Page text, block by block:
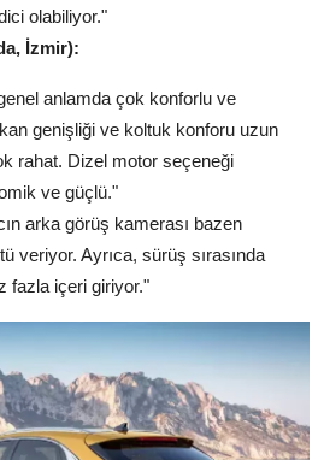
olabiliyor."
İzmir):
anlamda çok konforlu ve
genişliği ve koltuk konforu uzun
rahat. Dizel motor seçeneği
ve güçlü."
arka görüş kamerası bazen
veriyor. Ayrıca, sürüş sırasında
fazla içeri giriyor."